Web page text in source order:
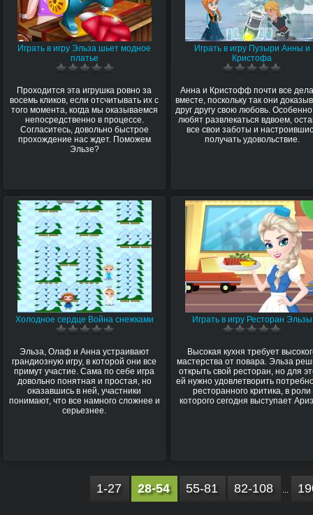
Играть в игру Эльза шьет модное
платье
Проходится эта игрушка ровно за
восемь кликов, если отсчитывать их с
того момента, когда мы оказываемся
непосредственно в процессе.
Согласитесь, довольно быстрое
прохождение нас ждет. Поможем
Эльзе?
Играть в игру Пузыри Анны и
Кристофа
Анна и Кристофф почти все
вместе, поскольку так они
друг другу свою любовь.
любят развлекаться вдвоем,
все свои заботы и
получать удовольствие.
Холодное сердце Война снежками
Эльза, Олаф и Анна устраивают
грандиозную игру, в которой они все
примут участие. Сама по себе игра
довольно понятная и простая, но
оказавшись в ней, участники
понимают, что все намного сложнее и
серьезнее.
Играть в игру Ресторан Эльзы
Высокая кухня требует
мастерства от повара. Эльза
открыть свой ресторан, но для
ей нужно удовлетворить
ресторанного критика, в роли
которого сегодня выступает
1-27 28-54 55-81 82-108 ...